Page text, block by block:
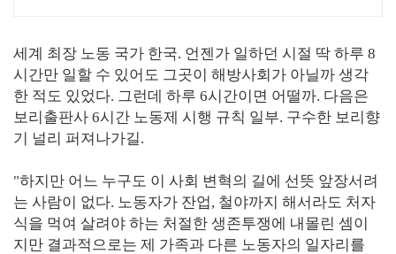
세계 최장 노동 국가 한국. 언젠가 일하던 시절 딱 하루 8
시간만 일할 수 있어도 그곳이 해방사회가 아닐까 생각
한 적도 있었다. 그런데 하루 6시간이면 어떨까. 다음은
보리출판사 6시간 노동제 시행 규칙 일부. 구수한 보리향
기 널리 퍼져나가길.
"하지만 어느 누구도 이 사회 변혁의 길에 선뜻 앞장서려
는 사람이 없다. 노동자가 잔업, 철야까지 해서라도 처자
식을 먹여 살려야 하는 처절한 생존투쟁에 내몰린 셈이
지만 결과적으로는 제 가족과 다른 노동자의 일자리를